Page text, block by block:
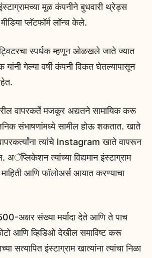
मूळ कंपनीने बुधवारी थ्रेड्स
प्लॅटफॉर्म लॉन्च केले.
स्पर्धक म्हणून ओळखले जाते ज्यात
यांनी गेल्या वर्षी कंपनी विकत घेतल्यापासून
वापरकर्ते मजकूर अद्यतने सामायिक करू
संभाषणांमध्ये सामील होऊ शकतात. खाते
त्यांचे Instagram खाते वापरून
अॅप्लिकेशन त्यांच्या विद्यमान इंस्टाग्राम
आणि फॉलोअर्स आयात करण्याचा
अक्षर संख्या मर्यादा देते आणि ते पाच
आणि व्हिडिओ देखील समाविष्ट करू
सत्यापित इंस्टाग्राम खात्यांना त्यांचा निळा